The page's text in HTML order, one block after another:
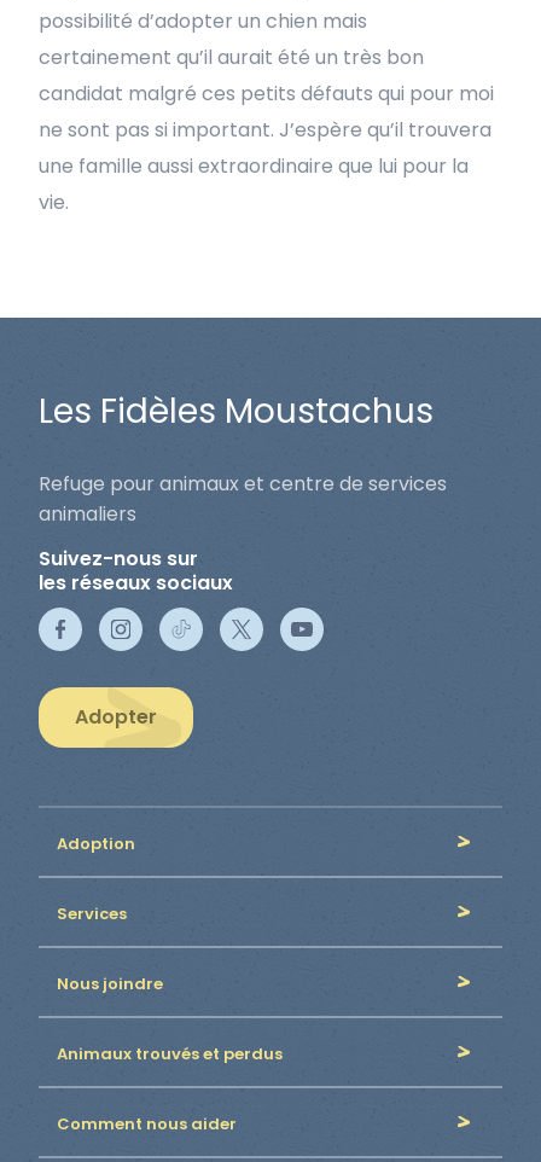
possibilité d’adopter un chien mais
certainement qu’il aurait été un très bon
candidat malgré ces petits défauts qui pour moi
ne sont pas si important. J’espère qu’il trouvera
une famille aussi extraordinaire que lui pour la
vie.
Les Fidèles Moustachus
Refuge pour animaux et centre de services
animaliers
Suivez-nous sur
les réseaux sociaux
Adopter
Adoption
Services
Nous joindre
Animaux trouvés et perdus
Comment nous aider